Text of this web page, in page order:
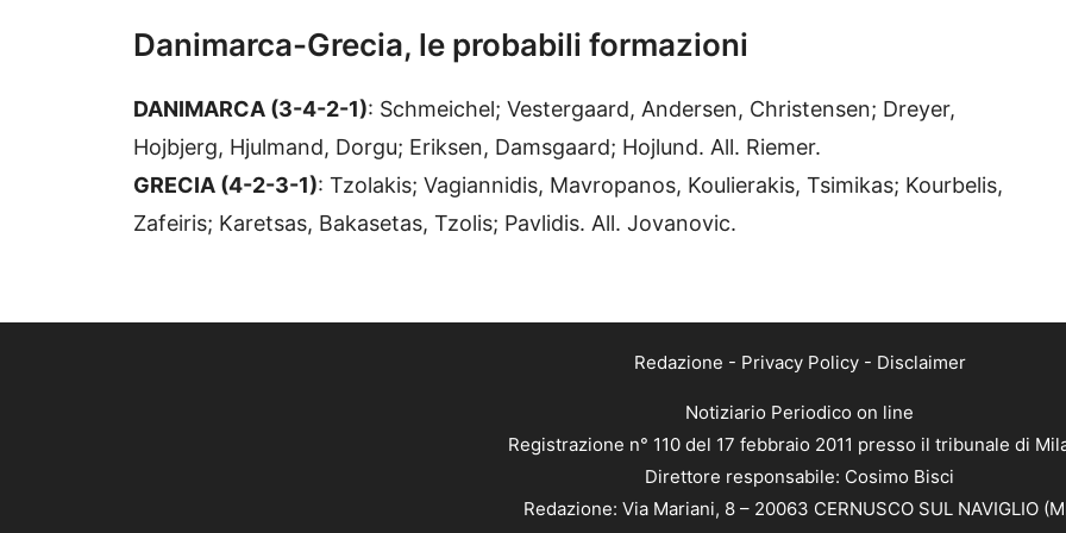
Danimarca-Grecia, le probabili formazioni
DANIMARCA (3-4-2-1): Schmeichel; Vestergaard, Andersen, Christensen; Dreyer,
Hojbjerg, Hjulmand, Dorgu; Eriksen, Damsgaard; Hojlund. All. Riemer.
GRECIA (4-2-3-1): Tzolakis; Vagiannidis, Mavropanos, Koulierakis, Tsimikas; Kourbelis,
Zafeiris; Karetsas, Bakasetas, Tzolis; Pavlidis. All. Jovanovic.
Redazione - Privacy Policy- Disclaimer
Notiziario Periodico on line
Registrazione n° 110 del 17 febbraio 2011 presso il tribunale di
Direttore responsabile: Cosimo Bisci
Redazione: Via Mariani, 8 – 20063 CERNUSCO SUL NAVIGLIO